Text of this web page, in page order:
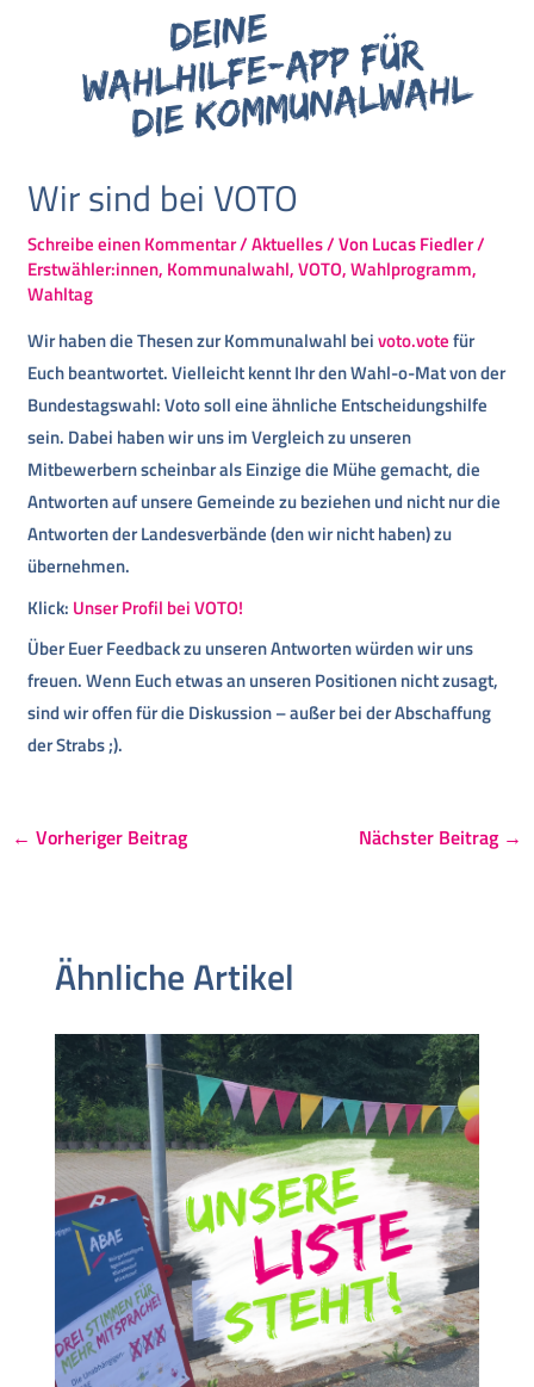
Wir sind bei VOTO
Schreibe einen Kommentar/Aktuelles/ VonLucas Fiedler/
Erstwähler:innen, Kommunalwahl,VOTO,Wahlprogramm,
Wahltag
Wir haben die Thesen zur Kommunalwahl beivoto.votefür
Euch beantwortet. Vielleicht kennt Ihr den Wahl-o-Mat von der
Bundestagswahl: Voto soll eine ähnliche Entscheidungshilfe
sein. Dabei haben wir uns im Vergleich zu unseren
Mitbewerbern scheinbar als Einzige die Mühe gemacht, die
Antworten auf unsere Gemeinde zu beziehen und nicht nur die
Antworten der Landesverbände (den wir nicht haben) zu
übernehmen.
Klick: Unser Profil bei VOTO!
Über Euer Feedback zu unseren Antworten würden wir uns
freuen. Wenn Euch etwas an unseren Positionen nicht zusagt,
sind wir offen für die Diskussion – außer bei der Abschaffung
der Strabs ;).
← Vorheriger Beitrag Nächster Beitrag →
Ähnliche Artikel